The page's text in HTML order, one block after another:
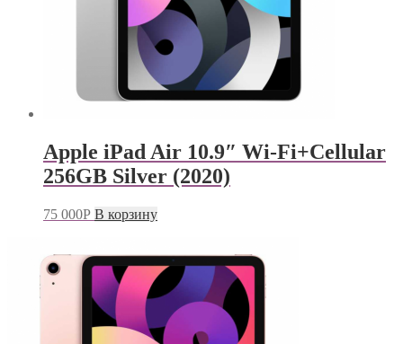
Apple iPad Air 10.9″ Wi-Fi+Cellular
256GB Silver (2020)
75 000Р В корзину